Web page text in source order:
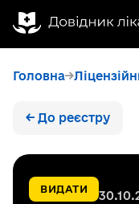
Головна
← До реєстру
ВИДАТИ